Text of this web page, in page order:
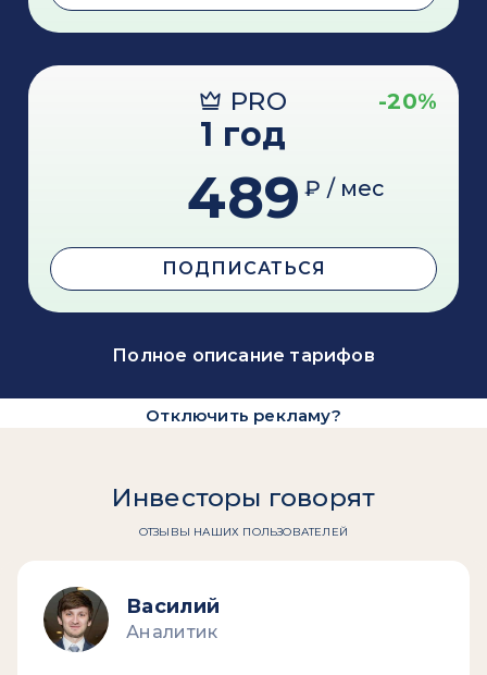
PRO -20%
1 год
489 ₽ / мес
ПОДПИСАТЬСЯ
Полное описание тарифов
Отключить рекламу?
Инвесторы говорят
ОТЗЫВЫ НАШИХ ПОЛЬЗОВАТЕЛЕЙ
Василий
Аналитик